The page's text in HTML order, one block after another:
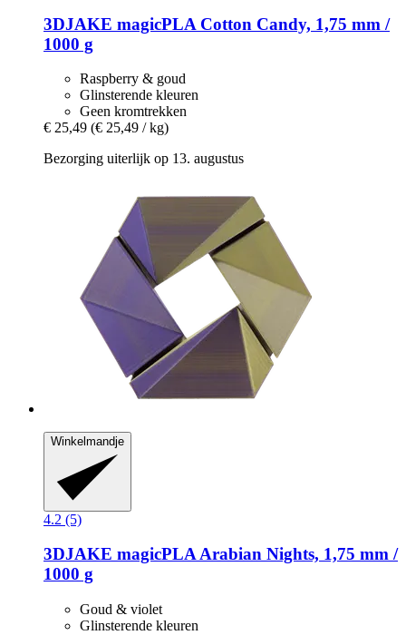
3DJAKE magicPLA Cotton Candy, 1,75 mm /
1000 g
Raspberry & goud
Glinsterende kleuren
Geen kromtrekken
€ 25,49 (€ 25,49 / kg)
Bezorging uiterlijk op 13. augustus
Winkelmandje
4.2 (5)
3DJAKE magicPLA Arabian Nights, 1,75 mm /
1000 g
Goud & violet
Glinsterende kleuren